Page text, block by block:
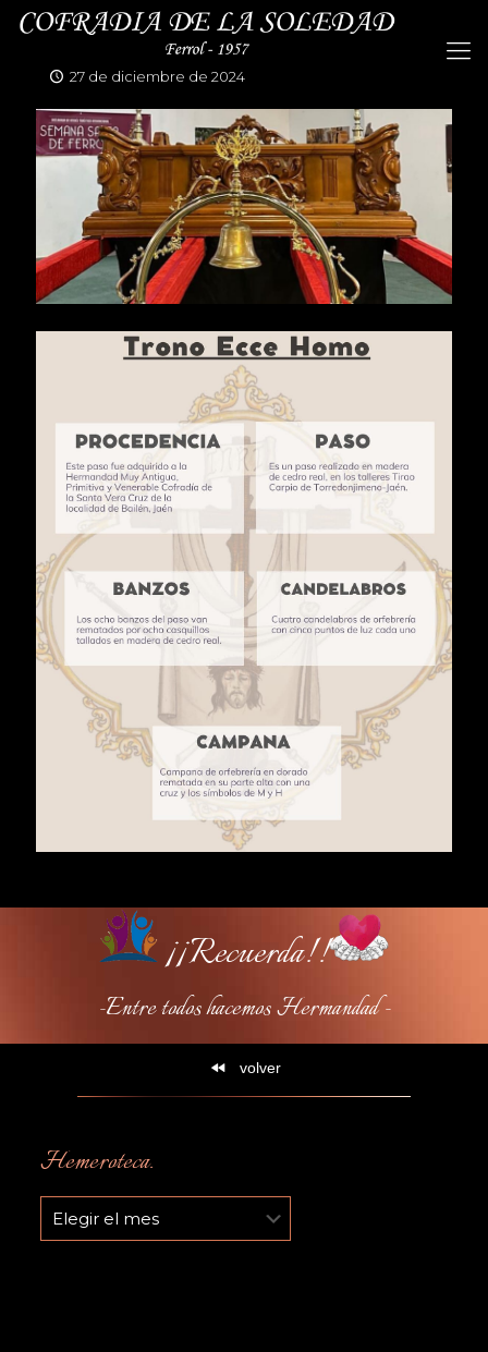
27 de diciembre de 2024
¡¡Recuerda!!
-Entre todos hacemos Hermandad -
volver
Hemeroteca.